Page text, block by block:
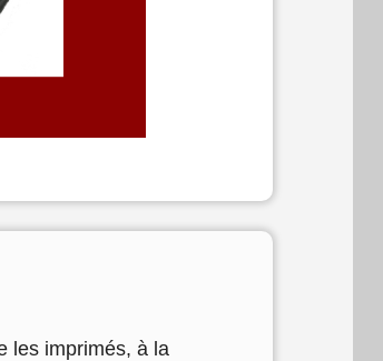
les imprimés, à la